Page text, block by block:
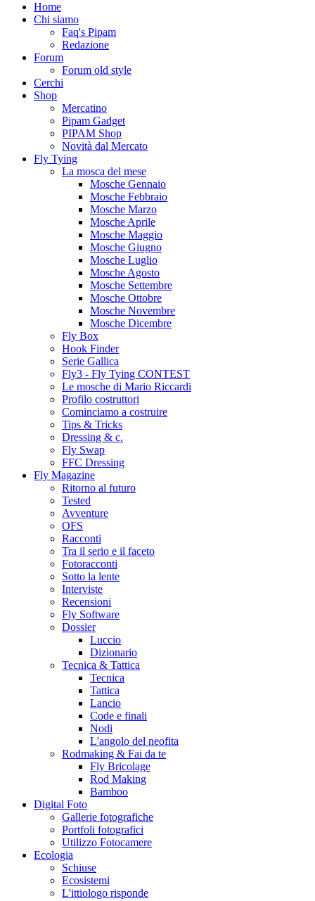
Home
Chi siamo
Faq's Pipam
Redazione
Forum
Forum old style
Cerchi
Shop
Mercatino
Pipam Gadget
PIPAM Shop
Novità dal Mercato
Fly Tying
La mosca del mese
Mosche Gennaio
Mosche Febbraio
Mosche Marzo
Mosche Aprile
Mosche Maggio
Mosche Giugno
Mosche Luglio
Mosche Agosto
Mosche Settembre
Mosche Ottobre
Mosche Novembre
Mosche Dicembre
Fly Box
Hook Finder
Serie Gallica
Fly3 - Fly Tying CONTEST
Le mosche di Mario Riccardi
Profilo costruttori
Cominciamo a costruire
Tips & Tricks
Dressing & c.
Fly Swap
FFC Dressing
Fly Magazine
Ritorno al futuro
Tested
Avventure
OFS
Racconti
Tra il serio e il faceto
Fotoracconti
Sotto la lente
Interviste
Recensioni
Fly Software
Dossier
Luccio
Dizionario
Tecnica & Tattica
Tecnica
Tattica
Lancio
Code e finali
Nodi
L'angolo del neofita
Rodmaking & Fai da te
Fly Bricolage
Rod Making
Bamboo
Digital Foto
Gallerie fotografiche
Portfoli fotografici
Utilizzo Fotocamere
Ecologia
Schiuse
Ecosistemi
L'ittiologo risponde